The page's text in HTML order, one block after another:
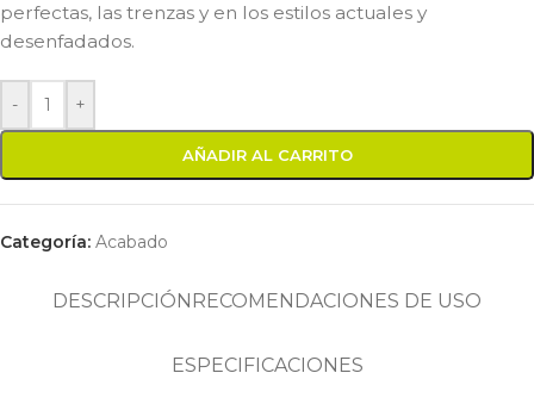
perfectas, las trenzas y en los estilos actuales y
desenfadados.
- +
AÑADIR AL CARRITO
Categoría: Acabado
DESCRIPCIÓN RECOMENDACIONES DE USO
ESPECIFICACIONES